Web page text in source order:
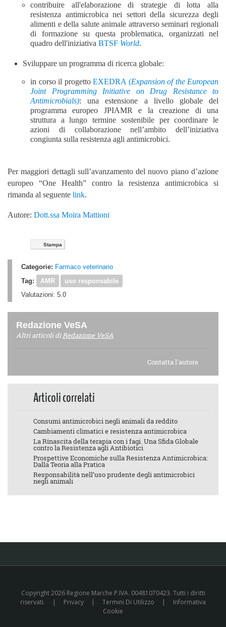
contribuire all'elaborazione di strategie di lotta alla
resistenza antimicrobica nei settori della sicurezza degli
alimenti e della salute animale attraverso seminari regionali
di formazione su questa problematica, organizzati nel
quadro dell'iniziativa BTSF World.
Sviluppare un programma di ricerca globale:
in corso il progetto EXEDRA (Expansion of the European
Joint Programming
Initiative on Drug Resistance to
Antimicrobials): una estensione a livello globaledel
programma europeo JPIAMRe la creazione di una
struttura a lungo termine sostenibile per coordinare le
azioni di collaborazione nell’ambito dell’iniziativa
congiunta sulla resistenza agli antimicrobici.
Per maggiori dettagli sull’avanzamento del nuovo piano d’azione
europeo “One Health” contro la resistenza antimicrobica si
rimanda al seguente link.
Autore: Dott.ssa Moira Mattioni
Stampa
Categorie: Farmaco veterinario
Tag:
AMR
uso responsabile
Valutazioni: 5.0
Redazione VeSA
Altri articoli diRedazione VeSA
Contatta l'autore
Articoli correlati
Consumi antimicrobici negli animali da reddito
Cambiamenti climatici e resistenza antimicrobica
La Rinascita della terapia con i fagi. Una Sfida Globale
contro la Resistenza agli Antibiotici
Prospettive Economiche sulla Resistenza Antimicrobica:
Dalla Teoria alla Pratica
Responsabilità nell’uso prudente degli antimicrobici
negli animali
Copyright 2026 Regione Marche P.IVA. 00481070423. Tutti i diritti
riservati.
| Privacy | Termini Di Utilizzo |
Informativa
Cookie